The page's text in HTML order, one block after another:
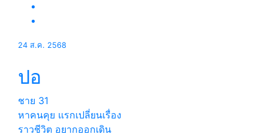
24 ส.ค. 2568
ปอ
ชาย 31
หาคนคุย แรกเปลี่ยนเรื่อง
ราวชีวิต อยากออกเดิน